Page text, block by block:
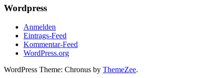
Wordpress
Anmelden
Eintrags-Feed
Kommentar-Feed
WordPress.org
WordPress Theme: Chronus by ThemeZee.